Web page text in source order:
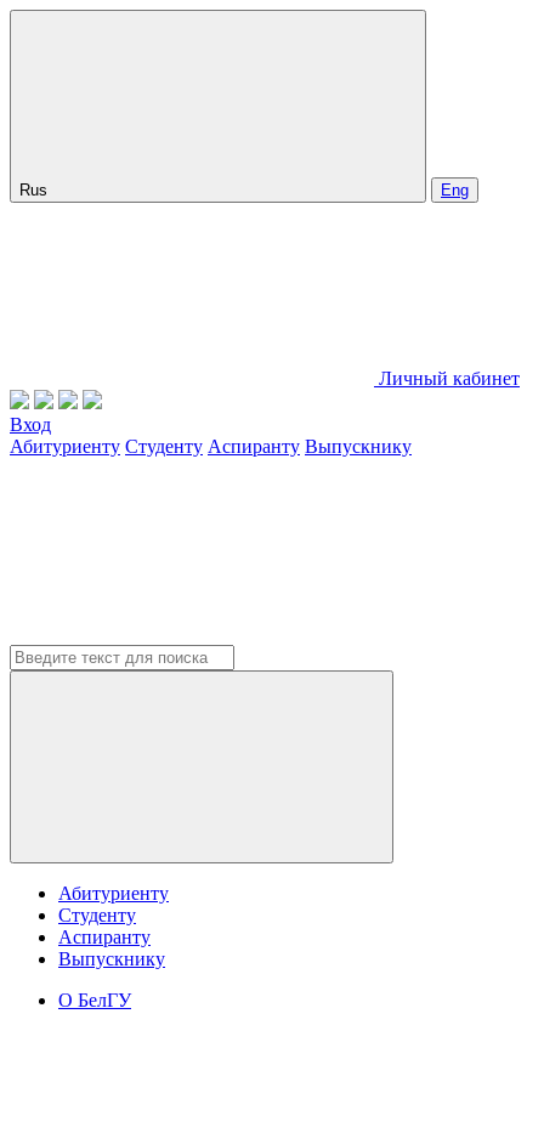
Rus Eng
Личный кабинет
Вход
Абитуриенту Студенту Аспиранту Выпускнику
Абитуриенту
Студенту
Аспиранту
Выпускнику
О БелГУ